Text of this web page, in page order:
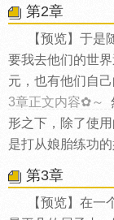
第2章
【预览】于
要我去他们的世
元，也有他们自
3章正文内容✿～
形之下，除了使
是打从娘胎练功的
第3章
【预览】在